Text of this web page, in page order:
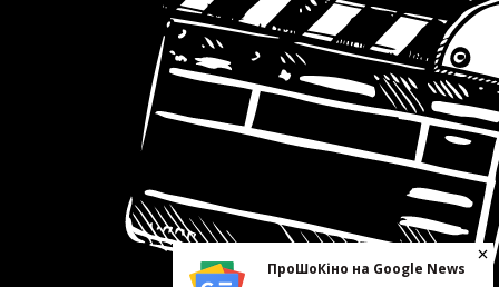
ПроШоКіно на Google News